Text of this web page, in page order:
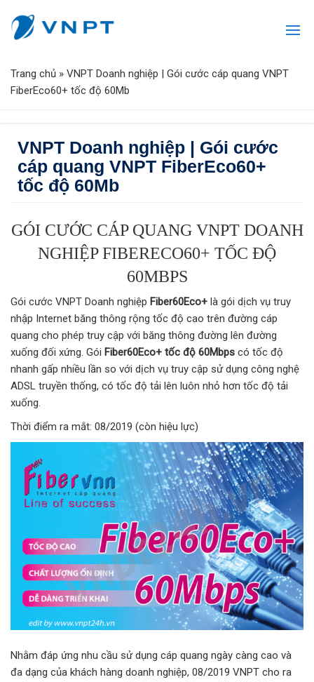
Trang chủ » VNPT Doanh nghiệp | Gói cước cáp quang VNPT
FiberEco60+ tốc độ 60Mb
VNPT Doanh nghiệp | Gói cước
cáp quang VNPT FiberEco60+
tốc độ 60Mb
GÓI CƯỚC CÁP QUANG VNPT DOANH
NGHIỆP FIBERECO60+ TỐC ĐỘ
60MBPS
Gói cước VNPT Doanh nghiệp Fiber60Eco+ là gói dịch vụ truy
nhập Internet băng thông rộng tốc độ cao trên đường cáp
quang cho phép truy cập với băng thông đường lên đường
xuống đối xứng. Gói Fiber60Eco+ tốc độ 60Mbps có tốc độ
nhanh gấp nhiều lần so với dịch vụ truy cập sử dụng công nghệ
ADSL truyền thống, có tốc độ tải lên luôn nhỏ hơn tốc độ tải
xuống.
Thời điểm ra mắt: 08/2019 (còn hiệu lực)
Nhằm đáp ứng nhu cầu sử dụng cáp quang ngày càng cao và
đa dạng của khách hàng doanh nghiệp, 08/2019 VNPT cho ra